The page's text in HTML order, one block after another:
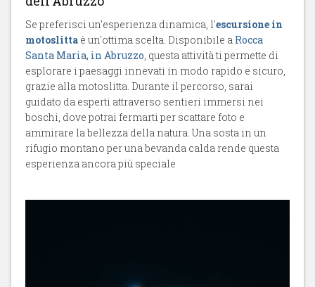
Se preferisci un'esperienza dinamica, l'escursione in
motoslitta è un'ottima scelta. Disponibile a Rocca
Santa Maria, in Abruzzo, questa attività ti permette di
esplorare i paesaggi innevati in modo rapido e sicuro,
grazie alla motoslitta. Durante il percorso, sarai
guidato da esperti attraverso sentieri immersi nei
boschi, dove potrai fermarti per scattare foto e
ammirare la bellezza della natura. Una sosta in un
rifugio montano per una bevanda calda rende questa
esperienza ancora più speciale​